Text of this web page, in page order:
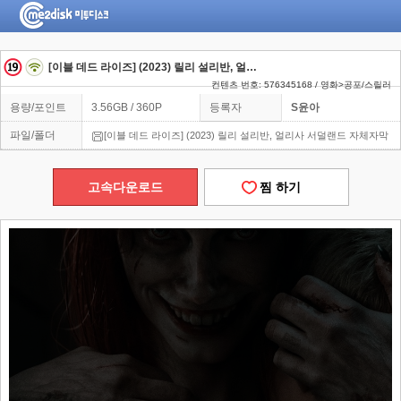
[이블 데드 라이즈] (2023) 릴리 설리반, 얼리사 서덜랜드 자체자막
컨텐츠 번호: 576345168 / 영화>공포/스릴러
용량/포인트 3.56GB / 360P 등록자 S윤아
파일/폴더 [이블 데드 라이즈] (2023) 릴리 설리반, 얼리사 서덜랜드 자체자막
고속다운로드 찜 하기